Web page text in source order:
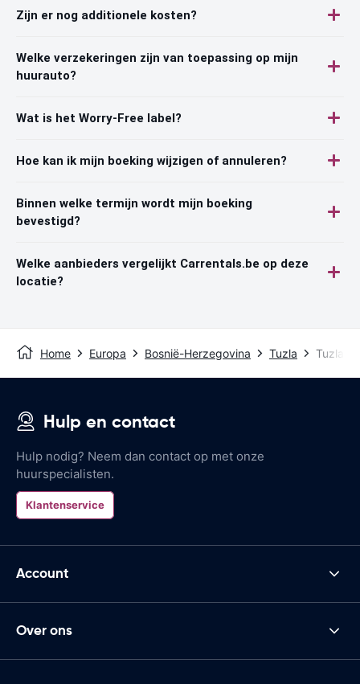
Zijn er nog additionele kosten?
Welke verzekeringen zijn van toepassing op mijn
huurauto?
Wat is het Worry-Free label?
Hoe kan ik mijn boeking wijzigen of annuleren?
Binnen welke termijn wordt mijn boeking
bevestigd?
Welke aanbieders vergelijkt Carrentals.be op deze
locatie?
Home Europa Bosnië-Herzegovina Tuzla Tuzla
Hulp en contact
Hulp nodig? Neem dan contact op met onze
huurspecialisten.
Klantenservice
Account
Over ons